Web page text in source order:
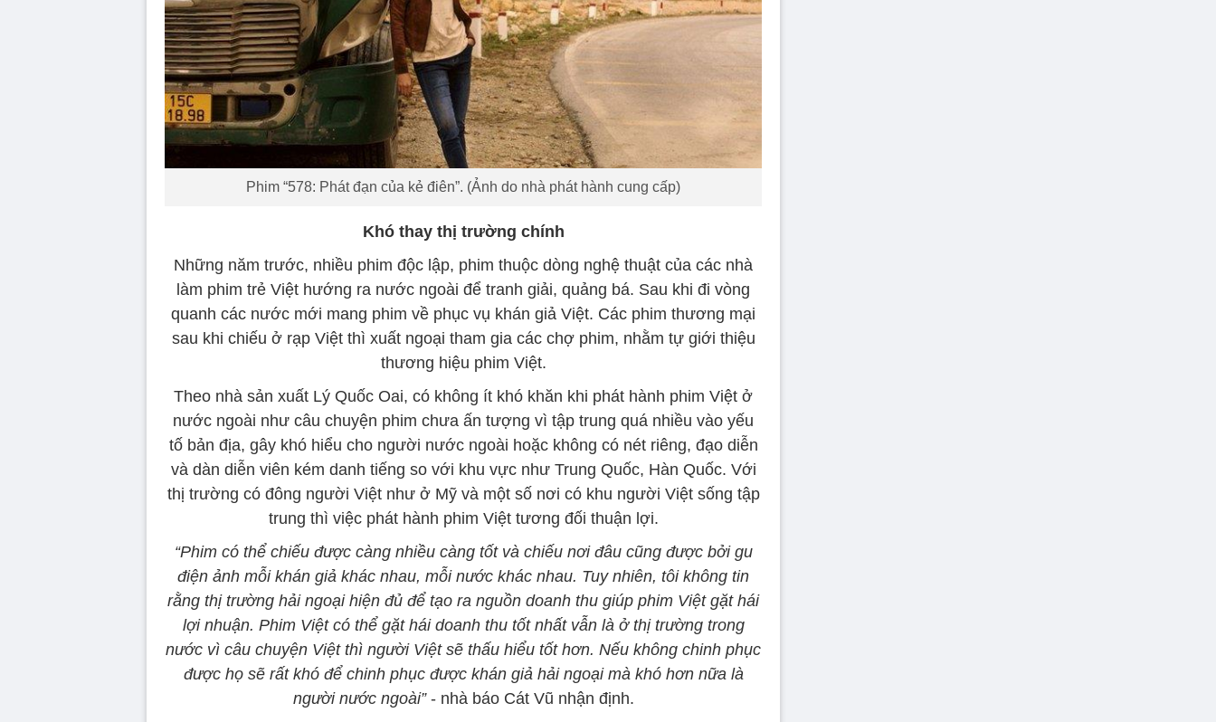
Phim “578: Phát đạn của kẻ điên”. (Ảnh do nhà phát hành cung cấp)
Khó thay thị trường chính
Những năm trước, nhiều phim độc lập, phim thuộc dòng nghệ thuật của các nhà
làm phim trẻ Việt hướng ra nước ngoài để tranh giải, quảng bá. Sau khi đi vòng
quanh các nước mới mang phim về phục vụ khán giả Việt. Các phim thương mại
sau khi chiếu ở rạp Việt thì xuất ngoại tham gia các chợ phim, nhằm tự giới thiệu
thương hiệu phim Việt.
Theo nhà sản xuất Lý Quốc Oai, có không ít khó khăn khi phát hành phim Việt ở
nước ngoài như câu chuyện phim chưa ấn tượng vì tập trung quá nhiều vào yếu
tố bản địa, gây khó hiểu cho người nước ngoài hoặc không có nét riêng, đạo diễn
và dàn diễn viên kém danh tiếng so với khu vực như Trung Quốc, Hàn Quốc. Với
thị trường có đông người Việt như ở Mỹ và một số nơi có khu người Việt sống tập
trung thì việc phát hành phim Việt tương đối thuận lợi.
“Phim có thể chiếu được càng nhiều càng tốt và chiếu nơi đâu cũng được bởi gu
điện ảnh mỗi khán giả khác nhau, mỗi nước khác nhau. Tuy nhiên, tôi không tin
rằng thị trường hải ngoại hiện đủ để tạo ra nguồn doanh thu giúp phim Việt gặt hái
lợi nhuận. Phim Việt có thể gặt hái doanh thu tốt nhất vẫn là ở thị trường trong
nước vì câu chuyện Việt thì người Việt sẽ thấu hiểu tốt hơn. Nếu không chinh phục
được họ sẽ rất khó để chinh phục được khán giả hải ngoại mà khó hơn nữa là
người nước ngoài”- nhà báo Cát Vũ nhận định.